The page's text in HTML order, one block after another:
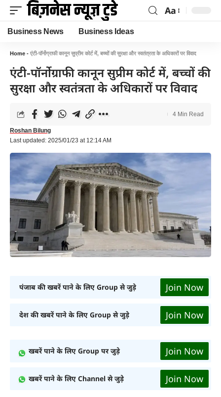
Aa
Business News Business Ideas
Home - एंटी-पॉर्नोग्राफी कानून सुप्रीम कोर्ट में, बच्चों की सुरक्षा और स्वतंत्रता के अधिकारों पर विवाद
एंटी-पॉर्नोग्राफी कानून सुप्रीम कोर्ट में, बच्चों की
सुरक्षा और स्वतंत्रता के अधिकारों पर विवाद
Last updated: 2025/01/23 at 12:14 AM
Roshan Bilung
4 Min Read
पंजाब की खबरें पाने के लिए Group से जुड़े Join Now
देश की खबरें पाने के लिए Group से जुड़े Join Now
खबरें पाने के लिए Group पर जुड़े Join Now
खबरें पाने के लिए Channel से जुड़े Join Now